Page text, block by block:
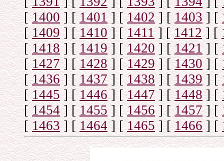
[1400] [1401] [1402] [1403] [
[1409] [1410] [1411] [1412] [
[1418] [1419] [1420] [1421] [
[1427] [1428] [1429] [1430] [
[1436] [1437] [1438] [1439] [
[1445] [1446] [1447] [1448] [
[1454] [1455] [1456] [1457] [
[1463] [1464] [1465] [1466] [